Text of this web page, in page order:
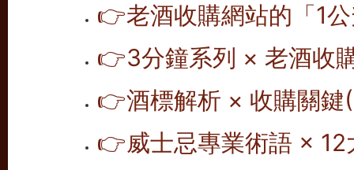
👉老酒收購網站的「1
👉3分鐘系列 × 老酒收
👉酒標解析 × 收購關鍵
👉威士忌專業術語 ×